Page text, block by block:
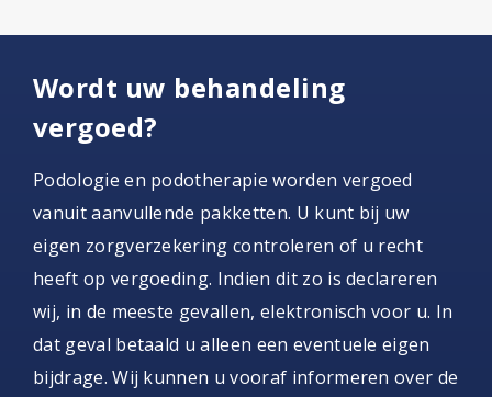
Wordt uw behandeling
vergoed?
Podologie en podotherapie worden vergoed
vanuit aanvullende pakketten. U kunt bij uw
eigen zorgverzekering controleren of u recht
heeft op vergoeding. Indien dit zo is declareren
wij, in de meeste gevallen, elektronisch voor u. In
dat geval betaald u alleen een eventuele eigen
bijdrage. Wij kunnen u vooraf informeren over de